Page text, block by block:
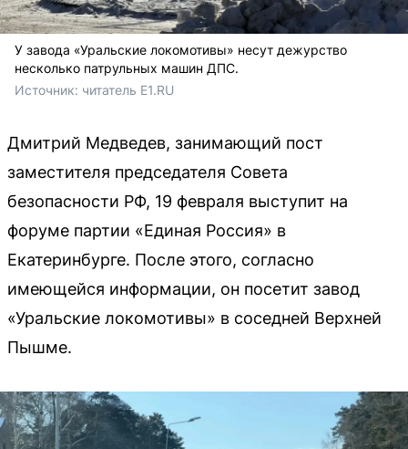
У завода «Уральские локомотивы» несут дежурство
несколько патрульных машин ДПС.
Источник: читатель E1.RU
Дмитрий Медведев, занимающий пост
заместителя председателя Совета
безопасности РФ, 19 февраля выступит на
форуме партии «Единая Россия» в
Екатеринбурге. После этого, согласно
имеющейся информации, он посетит завод
«Уральские локомотивы» в соседней Верхней
Пышме.